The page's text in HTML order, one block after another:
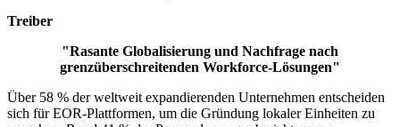
Treiber
"Rasante Globalisierung und Nachfrage nach
grenzüberschreitenden Workforce-Lösungen"
Über 58 % der weltweit expandierenden Unternehmen entscheiden
sich für EOR-Plattformen, um die Gründung lokaler Einheiten zu